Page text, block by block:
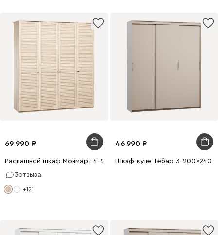
69 990
Распашной шкаф Монмарт 4-200x240 Дуб Сонома
3отзыва
+121
46 990
Шкаф-купе Тебар 3-200x240